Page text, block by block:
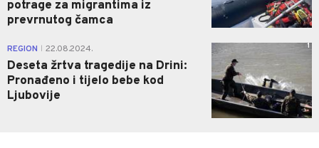
potrage za migrantima iz
prevrnutog čamca
REGION 22.08.2024.
Deseta žrtva tragedije na Drini:
Pronađeno i tijelo bebe kod
Ljubovije
1